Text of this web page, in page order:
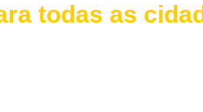
todas as